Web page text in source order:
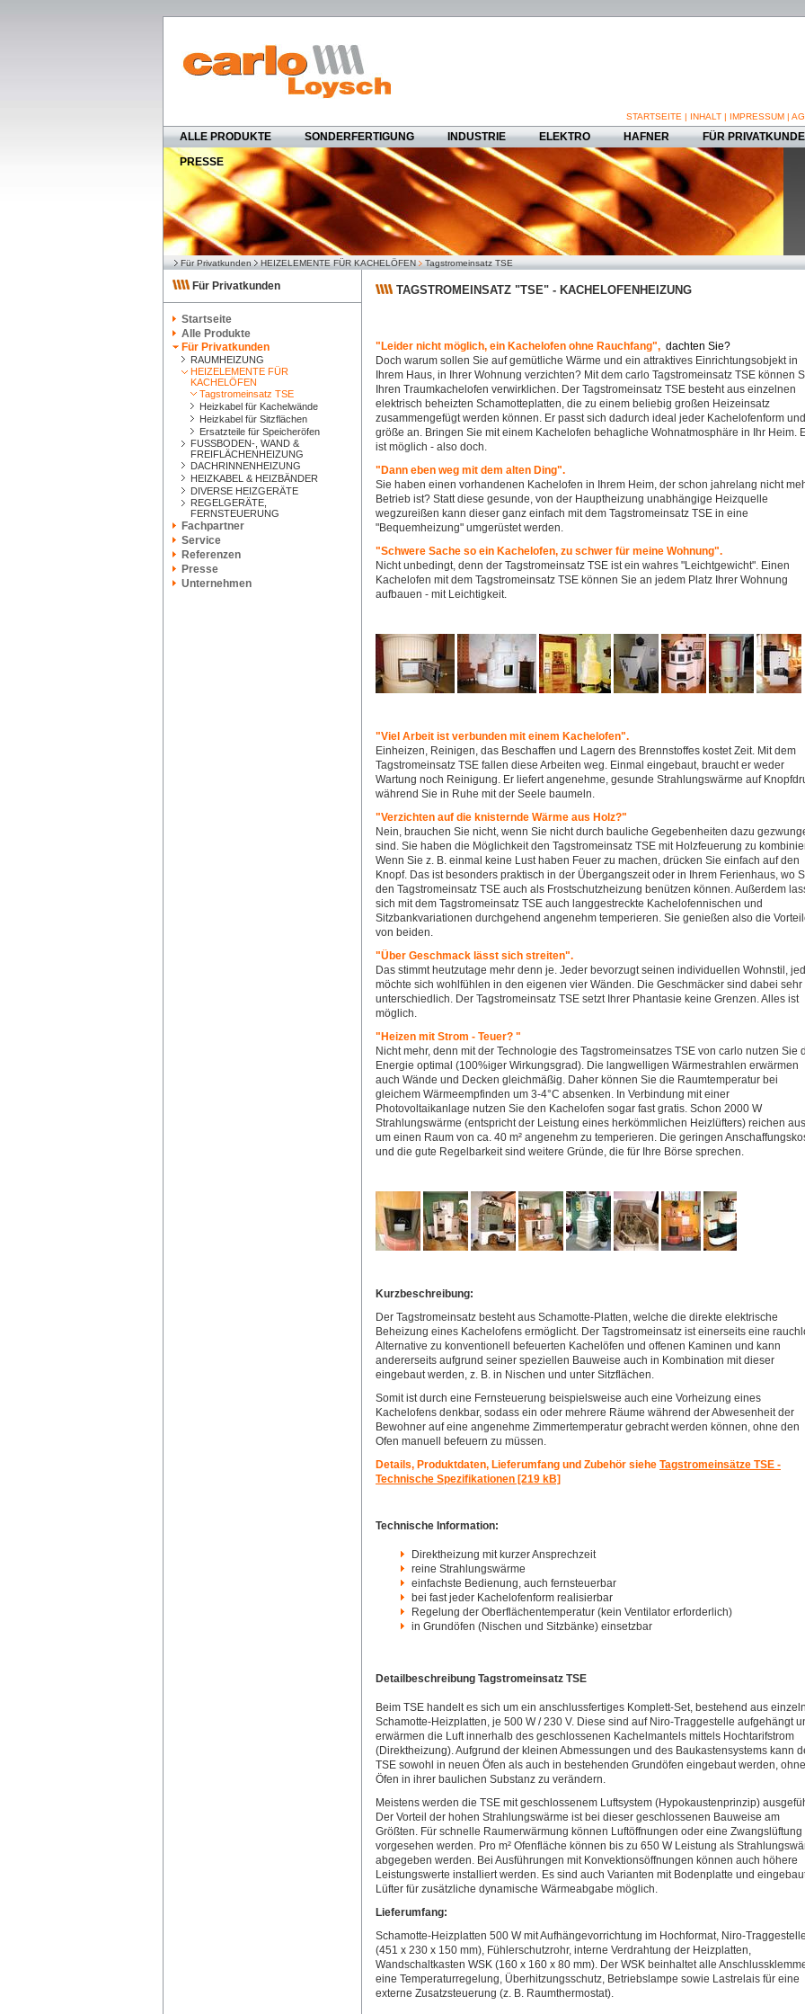
STARTSEITE | INHALT | IMPRESSUM |
ALLE PRODUKTE SONDERFERTIGUNG INDUSTRIE ELEKTRO HAFNER
FÜR
PRESSE
Für Privatkunden HEIZELEMENTE FÜR KACHELÖFEN Tagstromeinsatz TSE
Für Privatkunden
Startseite
Alle Produkte
Für Privatkunden
RAUMHEIZUNG
HEIZELEMENTE FÜR
KACHELÖFEN
Tagstromeinsatz TSE
Heizkabel für Kachelwände
Heizkabel für Sitzflächen
Ersatzteile für Speicheröfen
FUSSBODEN-, WAND &
FREIFLÄCHENHEIZUNG
DACHRINNENHEIZUNG
HEIZKABEL & HEIZBÄNDER
DIVERSE HEIZGERÄTE
REGELGERÄTE,
FERNSTEUERUNG
Fachpartner
Service
Referenzen
Presse
Unternehmen
TAGSTROMEINSATZ "TSE" - KACHELOFENHEIZUNG
"Leider nicht möglich, ein Kachelofen ohne Rauchfang", dachten Sie?
Doch warum sollen Sie auf gemütliche Wärme und ein attraktives Einrichtungsobjekt in
Ihrem Haus, in Ihrer Wohnung verzichten? Mit dem carlo Tagstromeinsatz TSE können
Ihren Traumkachelofen verwirklichen. Der Tagstromeinsatz TSE besteht aus einzelnen
elektrisch beheizten Schamotteplatten, die zu einem beliebig großen Heizeinsatz
zusammengefügt werden können. Er passt sich dadurch ideal jeder Kachelofenform
größe an. Bringen Sie mit einem Kachelofen behagliche Wohnatmosphäre in Ihr Heim.
ist möglich - also doch.
"Dann eben weg mit dem alten Ding".
Sie haben einen vorhandenen Kachelofen in Ihrem Heim, der schon jahrelang nicht
Betrieb ist? Statt diese gesunde, von der Hauptheizung unabhängige Heizquelle
wegzureißen kann dieser ganz einfach mit dem Tagstromeinsatz TSE in eine
"Bequemheizung" umgerüstet werden.
"Schwere Sache so ein Kachelofen, zu schwer für meine Wohnung".
Nicht unbedingt, denn der Tagstromeinsatz TSE ist ein wahres "Leichtgewicht". Einen
Kachelofen mit dem Tagstromeinsatz TSE können Sie an jedem Platz Ihrer Wohnung
aufbauen - mit Leichtigkeit.
"Viel Arbeit ist verbunden mit einem Kachelofen".
Einheizen, Reinigen, das Beschaffen und Lagern des Brennstoffes kostet Zeit. Mit dem
Tagstromeinsatz TSE fallen diese Arbeiten weg. Einmal eingebaut, braucht er weder
Wartung noch Reinigung. Er liefert angenehme, gesunde Strahlungswärme auf
während Sie in Ruhe mit der Seele baumeln.
"Verzichten auf die knisternde Wärme aus Holz?"
Nein, brauchen Sie nicht, wenn Sie nicht durch bauliche Gegebenheiten dazu
sind. Sie haben die Möglichkeit den Tagstromeinsatz TSE mit Holzfeuerung zu
Wenn Sie z. B. einmal keine Lust haben Feuer zu machen, drücken Sie einfach auf den
Knopf. Das ist besonders praktisch in der Übergangszeit oder in Ihrem Ferienhaus, wo
den Tagstromeinsatz TSE auch als Frostschutzheizung benützen können. Außerdem
sich mit dem Tagstromeinsatz TSE auch langgestreckte Kachelofennischen und
Sitzbankvariationen durchgehend angenehm temperieren. Sie genießen also die
von beiden.
"Über Geschmack lässt sich streiten".
Das stimmt heutzutage mehr denn je. Jeder bevorzugt seinen individuellen Wohnstil,
möchte sich wohlfühlen in den eigenen vier Wänden. Die Geschmäcker sind dabei sehr
unterschiedlich. Der Tagstromeinsatz TSE setzt Ihrer Phantasie keine Grenzen. Alles ist
möglich.
"Heizen mit Strom - Teuer? "
Nicht mehr, denn mit der Technologie des Tagstromeinsatzes TSE von carlo nutzen Sie
Energie optimal (100%iger Wirkungsgrad). Die langwelligen Wärmestrahlen erwärmen
auch Wände und Decken gleichmäßig. Daher können Sie die Raumtemperatur bei
gleichem Wärmeempfinden um 3-4°C absenken. In Verbindung mit einer
Photovoltaikanlage nutzen Sie den Kachelofen sogar fast gratis. Schon 2000 W
Strahlungswärme (entspricht der Leistung eines herkömmlichen Heizlüfters) reichen
um einen Raum von ca. 40 m² angenehm zu temperieren. Die geringen
und die gute Regelbarkeit sind weitere Gründe, die für Ihre Börse sprechen.
Kurzbeschreibung:
Der Tagstromeinsatz besteht aus Schamotte-Platten, welche die direkte elektrische
Beheizung eines Kachelofens ermöglicht. Der Tagstromeinsatz ist einerseits eine
Alternative zu konventionell befeuerten Kachelöfen und offenen Kaminen und kann
andererseits aufgrund seiner speziellen Bauweise auch in Kombination mit dieser
eingebaut werden, z. B. in Nischen und unter Sitzflächen.
Somit ist durch eine Fernsteuerung beispielsweise auch eine Vorheizung eines
Kachelofens denkbar, sodass ein oder mehrere Räume während der Abwesenheit der
Bewohner auf eine angenehme Zimmertemperatur gebracht werden können, ohne den
Ofen manuell befeuern zu müssen.
Details, Produktdaten, Lieferumfang und Zubehör siehe Tagstromeinsätze TSE -
Technische Spezifikationen [219 kB]
Technische Information:
Direktheizung mit kurzer Ansprechzeit
reine Strahlungswärme
einfachste Bedienung, auch fernsteuerbar
bei fast jeder Kachelofenform realisierbar
Regelung der Oberflächentemperatur (kein Ventilator erforderlich)
in Grundöfen (Nischen und Sitzbänke) einsetzbar
Detailbeschreibung Tagstromeinsatz TSE
Beim TSE handelt es sich um ein anschlussfertiges Komplett-Set, bestehend aus
Schamotte-Heizplatten, je 500 W / 230 V. Diese sind auf Niro-Traggestelle aufgehängt
erwärmen die Luft innerhalb des geschlossenen Kachelmantels mittels Hochtarifstrom
(Direktheizung). Aufgrund der kleinen Abmessungen und des Baukastensystems kann
TSE sowohl in neuen Öfen als auch in bestehenden Grundöfen eingebaut werden,
Öfen in ihrer baulichen Substanz zu verändern.
Meistens werden die TSE mit geschlossenem Luftsystem (Hypokaustenprinzip)
Der Vorteil der hohen Strahlungswärme ist bei dieser geschlossenen Bauweise am
Größten. Für schnelle Raumerwärmung können Luftöffnungen oder eine Zwangslüftung
vorgesehen werden. Pro m² Ofenfläche können bis zu 650 W Leistung als
abgegeben werden. Bei Ausführungen mit Konvektionsöffnungen können auch höhere
Leistungswerte installiert werden. Es sind auch Varianten mit Bodenplatte und
Lüfter für zusätzliche dynamische Wärmeabgabe möglich.
Lieferumfang:
Schamotte-Heizplatten 500 W mit Aufhängevorrichtung im Hochformat, Niro-
(451 x 230 x 150 mm), Fühlerschutzrohr, interne Verdrahtung der Heizplatten,
Wandschaltkasten WSK (160 x 160 x 80 mm). Der WSK beinhaltet alle
eine Temperaturregelung, Überhitzungsschutz, Betriebslampe sowie Lastrelais für eine
externe Zusatzsteuerung (z. B. Raumthermostat).